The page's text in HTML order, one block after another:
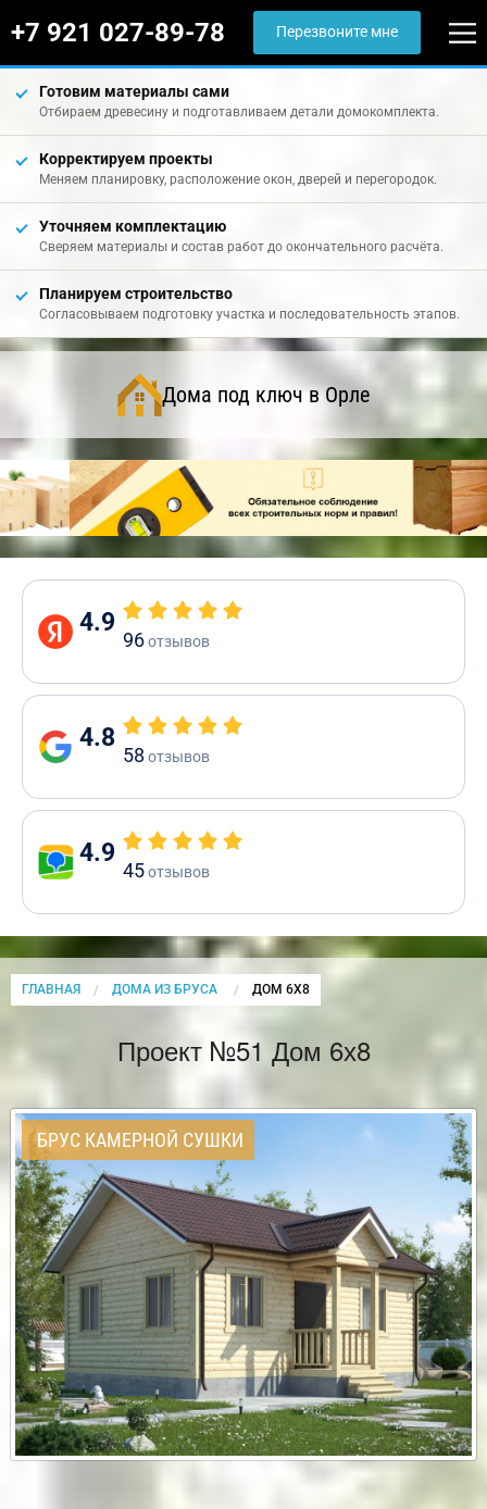
+7 921 027-89-78 Перезвоните мне
Готовим материалы сами
Отбираем древесину и подготавливаем детали домокомплекта.
Корректируем проекты
Меняем планировку, расположение окон, дверей и перегородок.
Уточняем комплектацию
Сверяем материалы и состав работ до окончательного расчёта.
Планируем строительство
Согласовываем подготовку участка и последовательность этапов.
Дома под ключ в Орле
4.9
96отзывов
4.8
58 отзывов
4.9
45отзывов
ГЛАВНАЯ ДОМА ИЗ БРУСА CURRENT:
ДОМ 6Х8
Проект №51 Дом 6х8
БРУС КАМЕРНОЙ СУШКИ